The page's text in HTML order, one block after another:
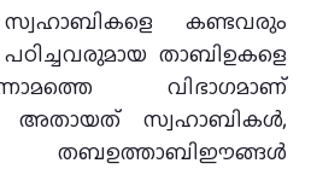
സ്വഹാബികളെ കണ്ടവരും
താബിഉകളെ
വിഭാഗമാണ്‌
അതായത്‌ സ്വഹാബികള്‍,